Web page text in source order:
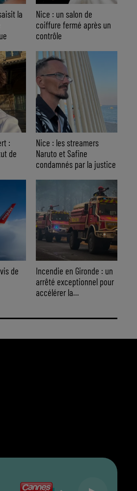
la
Nice : un salon de
coiffure fermé après un
contrôle
:
de
Nice : les streamers
Naruto et Safine
condamnés par la justice
de
Incendie en Gironde : un
arrêté exceptionnel pour
accélérer la...